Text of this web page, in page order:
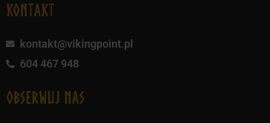
KONTAKT
kontakt@vikingpoint.pl
604 467 948
obserwuj nas